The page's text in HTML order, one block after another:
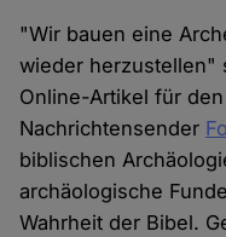
"Wir bauen eine
wieder herzustellen"
Online-Artikel für
Nachrichtensender
biblischen
archäologische
Wahrheit der Bibel.